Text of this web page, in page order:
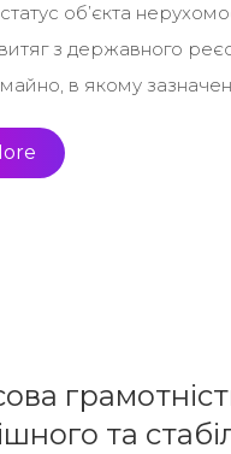
об’єкта
з державного
в якому
та